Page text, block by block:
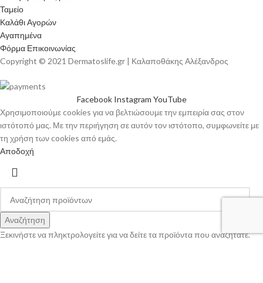
Ταμείο
Καλάθι Αγορών
Αγαπημένα
Φόρμα Επικοινωνίας
Copyright © 2021 Dermatoslife.gr | Καλαποθάκης Αλέξανδρος
Facebook Instagram YouTube
Χρησιμοποιούμε cookies για να βελτιώσουμε την εμπειρία σας στον
ιστότοπό μας. Με την περιήγηση σε αυτόν τον ιστότοπο, συμφωνείτε με
τη χρήση των cookies από εμάς.
Αποδοχή
Αναζήτηση
Ξεκινήστε να πληκτρολογείτε για να δείτε τα προϊόντα που αναζητάτε.